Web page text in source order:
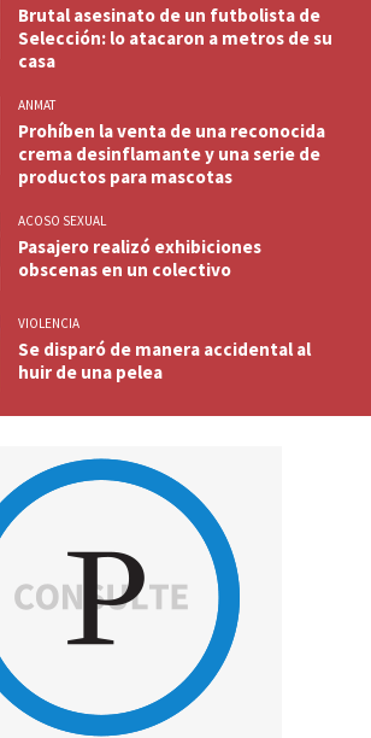
Brutal asesinato de un futbolista de
Selección: lo atacaron a metros de su
casa
ANMAT
Prohíben la venta de una reconocida
crema desinflamante y una serie de
productos para mascotas
ACOSO SEXUAL
Pasajero realizó exhibiciones
obscenas en un colectivo
VIOLENCIA
Se disparó de manera accidental al
huir de una pelea